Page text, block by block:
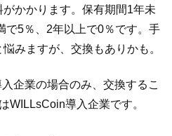
かかります。保有期間1年未
で5％、2年以上で0％です。手
みますが、交換もありかも。
企業の場合のみ、交換するこ
WILLsCoin導入企業です。